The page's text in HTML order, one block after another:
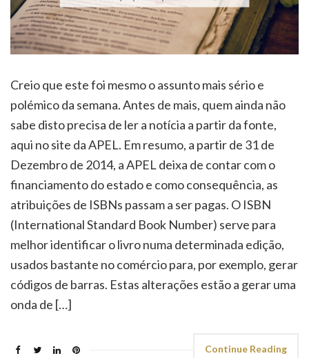
Creio que este foi mesmo o assunto mais sério e
polémico da semana. Antes de mais, quem ainda não
sabe disto precisa de ler a notícia a partir da fonte,
aqui no site da APEL. Em resumo, a partir de 31 de
Dezembro de 2014, a APEL deixa de contar com o
financiamento do estado e como consequência, as
atribuições de ISBNs passam a ser pagas. O ISBN
(International Standard Book Number) serve para
melhor identificar o livro numa determinada edição,
usados bastante no comércio para, por exemplo, gerar
códigos de barras. Estas alterações estão a gerar uma
onda de […]
Continue Reading